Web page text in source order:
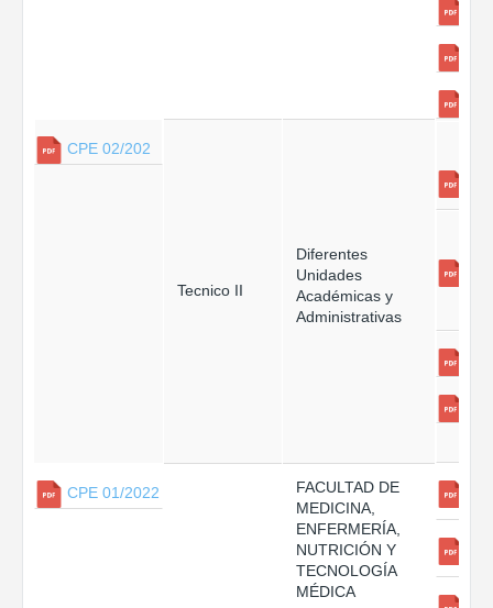
CPE 02/202
Tecnico II
Diferentes
Unidades
Académicas y
Administrativas
CPE 01/2022
FACULTAD DE
MEDICINA,
ENFERMERÍA,
NUTRICIÓN Y
TECNOLOGÍA
MÉDICA